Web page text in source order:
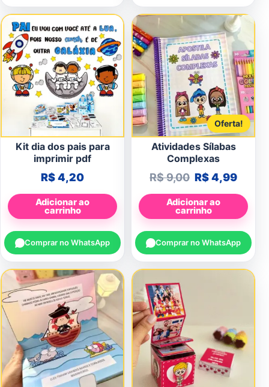
Kit dia dos pais para
imprimir pdf
R$4,20
Adicionar ao
carrinho
Comprar no WhatsApp
Oferta!
Atividades Sílabas
Complexas
R$9,00 O preço
R$4,99O
Adicionar ao
carrinho
Comprar no WhatsApp